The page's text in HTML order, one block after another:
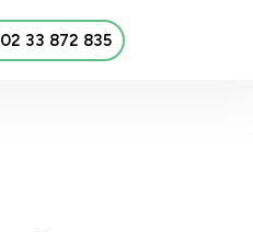
02 33 872 835